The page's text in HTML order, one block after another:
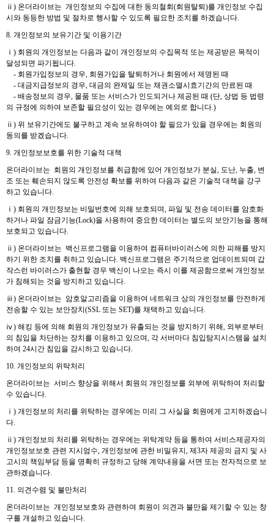
ⅱ) 온더라이브는 개인정보의 수집에 대한 동의철회(회원탈퇴)를 개인정보 수집
시와 동등한 방법 및 절차로 행사할 수 있도록 필요한 조치를 하겠습니다.
8. 개인정보의 보유기간 및 이용기간
ⅰ) 회원의 개인정보는 다음과 같이 개인정보의 수집목적 또는 제공받은 목적이
달성되면 파기됩니다.
- 회원가입정보의 경우, 회원가입을 탈퇴하거나 회원에서 제명된 때
- 대금지급정보의 경우, 대금의 완제일 또는 채권소멸시효기간의 만료된 때
- 배송정보의 경우, 물품 또는 서비스가 인도되거나 제공된 때 (단, 상법 등 법령
의 규정에 의하여 보존할 필요성이 있는 경우에는 예외로 합니다.)
ⅱ) 위 보유기간에도 불구하고 계속 보유하여야 할 필요가 있을 경우에는 회원의
동의를 받겠습니다.
9. 개인정보보호를 위한 기술적 대책
온더라이브는 회원의 개인정보를 취급함에 있어 개인정보가 분실, 도난, 누출, 변
조 또는 훼손되지 않도록 안전성 확보를 위하여 다음과 같은 기술적 대책을 강구
하고 있습니다.
ⅰ) 회원의 개인정보는 비밀번호에 의해 보호되며, 파일 및 전송 데이터를 암호화
하거나 파일 잠금기능(Lock)을 사용하여 중요한 데이터는 별도의 보안기능을 통해
보호되고 있습니다.
ⅱ) 온더라이브는 백신프로그램을 이용하여 컴퓨터바이러스에 의한 피해를 방지
하기 위한 조치를 취하고 있습니다. 백신프로그램은 주기적으로 업데이트되며 갑
작스런 바이러스가 출현할 경우 백신이 나오는 즉시 이를 제공함으로써 개인정보
가 침해되는 것을 방지하고 있습니다.
ⅲ) 온더라이브는 암호알고리즘을 이용하여 네트워크 상의 개인정보를 안전하게
전송할 수 있는 보안장치(SSL 또는 SET)를 채택하고 있습니다.
ⅳ) 해킹 등에 의해 회원의 개인정보가 유출되는 것을 방지하기 위해, 외부로부터
의 침입을 차단하는 장치를 이용하고 있으며, 각 서버마다 침입탐지시스템을 설치
하여 24시간 침입을 감시하고 있습니다.
10. 개인정보의 위탁처리
온더라이브는 서비스 향상을 위해서 회원의 개인정보를 외부에 위탁하여 처리할
수 있습니다.
ⅰ) 개인정보의 처리를 위탁하는 경우에는 미리 그 사실을 회원에게 고지하겠습니
다.
ⅱ) 개인정보의 처리를 위탁하는 경우에는 위탁계약 등을 통하여 서비스제공자의
개인정보보호 관련 지시엄수, 개인정보에 관한 비밀유지, 제3자 제공의 금지 및 사
고시의 책임부담 등을 명확히 규정하고 당해 계약내용을 서면 또는 전자적으로 보
관하겠습니다.
11. 의견수렴 및 불만처리
온더라이브는 개인정보보호와 관련하여 회원이 의견과 불만을 제기할 수 있는 창
구를 개설하고 있습니다.